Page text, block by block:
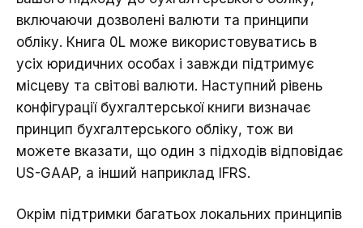
включаючи дозволені валюти та принципи
обліку. Книга 0L може використовуватись в
усіх юридичних особах і завжди підтримує
місцеву та світові валюти. Наступний рівень
конфігурації бухгалтерської книги визначає
принцип бухгалтерського обліку, тож ви
можете вказати, що один з підходів відповідає
US-GAAP, а інший наприклад IFRS.
Окрім підтримки багатьох локальних принципів